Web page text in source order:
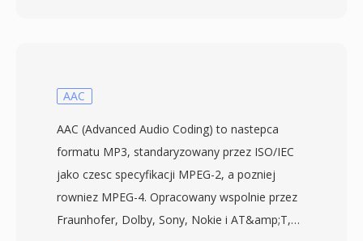
znacznika czasowego dotoaczonym do
bajtowe pakiety umozliwiajace precyzyjniejsze
taktowanie i odzyskiwanie po bledach podczas
odtwarzania z nosnika optycznego. Ta
rozszerzona struktura pakietow pomaga
utrzymac synchronizacje przy zmiennych
AAC
AAC (Advanced Audio Coding) to nastepca
formatu MP3, standaryzowany przez ISO/IEC
jako czesc specyfikacji MPEG-2, a pozniej
rowniez MPEG-4. Opracowany wspolnie przez
Fraunhofer, Dolby, Sony, Nokie i AT&amp;T,